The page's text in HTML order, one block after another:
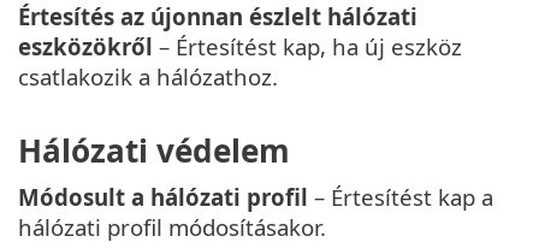
Értesítés az újonnan észlelt hálózati
eszközökről – Értesítést kap, ha új eszköz
csatlakozik a hálózathoz.
Hálózati védelem
Módosult a hálózati profil – Értesítést kap a
hálózati profil módosításakor.